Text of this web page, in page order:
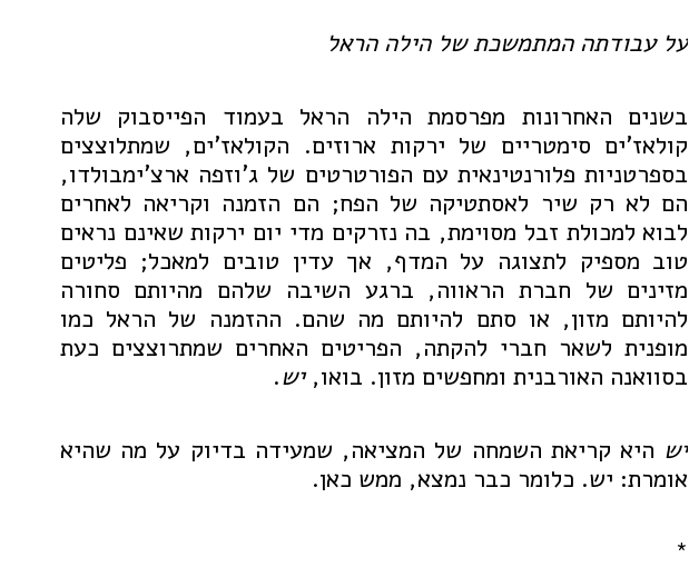
על עבודתה המתמשכת של הילה הראל
בשנים האחרונות מפרסמת הילה הראל בעמוד הפייסבוק שלה
קולאז'ים סימטריים של ירקות ארוזים. הקולאז'ים, שמתלוצצים
בספרטניות פלורנטינאית עם הפורטרטים של ג'וזפה ארצ'ימבולדו,
הם לא רק שיר לאסתטיקה של הפח; הם הזמנה וקריאה לאחרים
לבוא למכולת זבל מסוימת, בה נזרקים מדי יום ירקות שאינם נראים
טוב מספיק לתצוגה על המדף, אך עדין טובים למאכל; פליטים
מזינים של חברת הראווה, ברגע השיבה שלהם מהיותם סחורה
להיותם מזון, או סתם להיותם מה שהם. ההזמנה של הראל כמו
מופנית לשאר חברי להקתה, הפריטים האחרים שמתרוצצים כעת
בסוואנה האורבנית ומחפשים מזון. בואו,יש.
יש היא קריאת השמחה של המציאה, שמעידה בדיוק על מה שהיא
אומרת: יש. כלומר כבר נמצא, ממש כאן.
*